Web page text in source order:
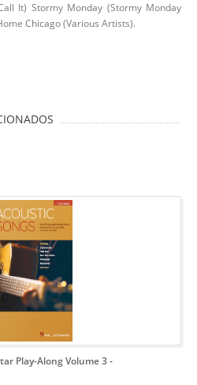
It) Stormy Monday (Stormy Monday
Chicago (Various Artists).
Play-Along Volume 3-